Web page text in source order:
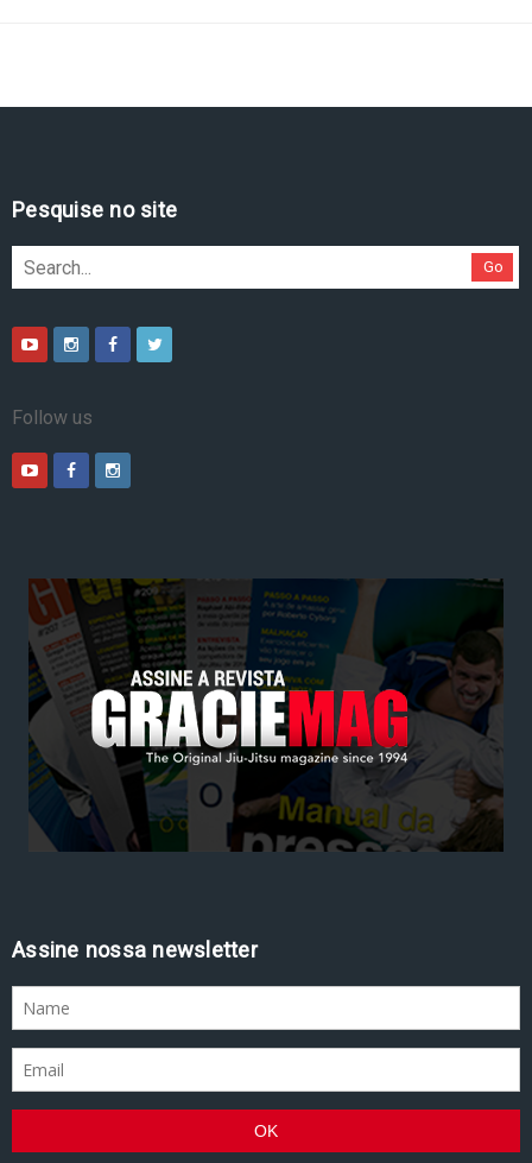
Pesquise no site
Go
Follow us
Assine nossa newsletter